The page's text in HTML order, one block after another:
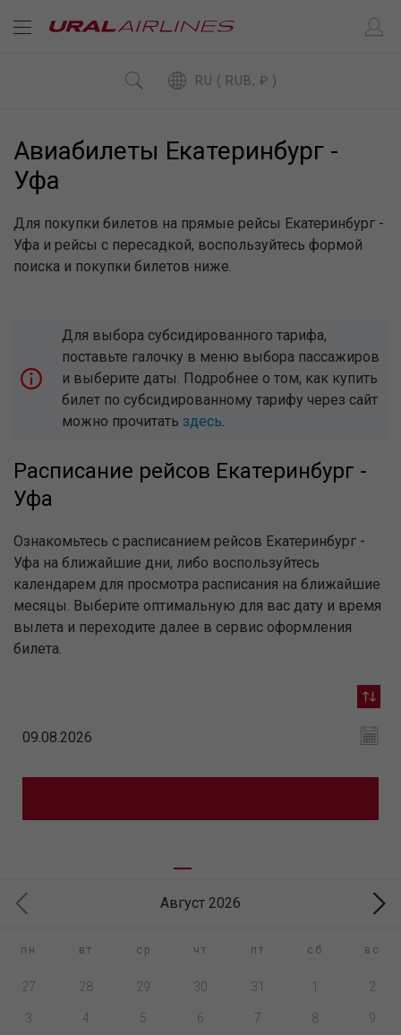
RU ( RUB, ₽ )
Авиабилеты Екатеринбург -
Уфа
Для покупки билетов на прямые рейсы Екатеринбург -
Уфа и рейсы с пересадкой, воспользуйтесь формой
поиска и покупки билетов ниже.
Для выбора субсидированного тарифа,
поставьте галочку в меню выбора пассажиров
и выберите даты. Подробнее о том, как купить
билет по субсидированному тарифу через сайт
можно прочитать здесь.
Расписание рейсов Екатеринбург -
Уфа
Ознакомьтесь с расписанием рейсов Екатеринбург -
Уфа на ближайшие дни, либо воспользуйтесь
календарем для просмотра расписания на ближайшие
месяцы. Выберите оптимальную для вас дату и время
вылета и переходите далее в сервис оформления
билета.
Август 2026
пн вт ср чт пт сб вс
27 28 29 30 31 1 2
3 4 5 6 7 8 9